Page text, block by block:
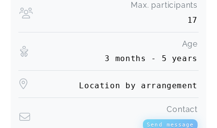
Max. participants
17
Age
3 months - 5 years
Location by arrangement
Contact
Send message